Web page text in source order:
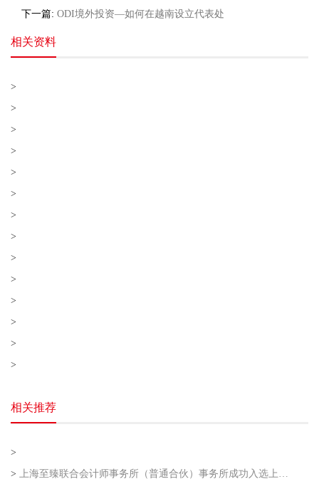
下一篇: ODI境外投资—如何在越南设立代表处
相关资料
>
>
>
>
>
>
>
>
>
>
>
>
>
>
相关推荐
>
> 上海至臻联合会计师事务所（普通合伙）事务所成功入选上海市企业走出去专业服务联盟第二批